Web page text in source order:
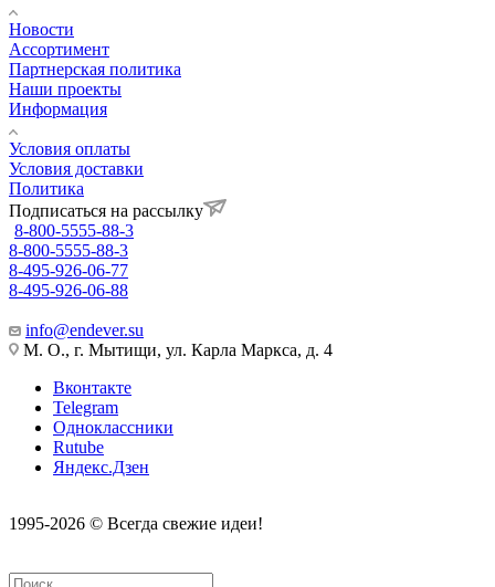
Новости
Ассортимент
Партнерская политика
Наши проекты
Информация
Условия оплаты
Условия доставки
Политика
Подписаться на рассылку
8-800-5555-88-3
8-800-5555-88-3
8-495-926-06-77
8-495-926-06-88
info@endever.su
М. О., г. Мытищи, ул. Карла Маркса, д. 4
Вконтакте
Telegram
Одноклассники
Rutube
Яндекс.Дзен
1995-2026 © Всегда свежие идеи!